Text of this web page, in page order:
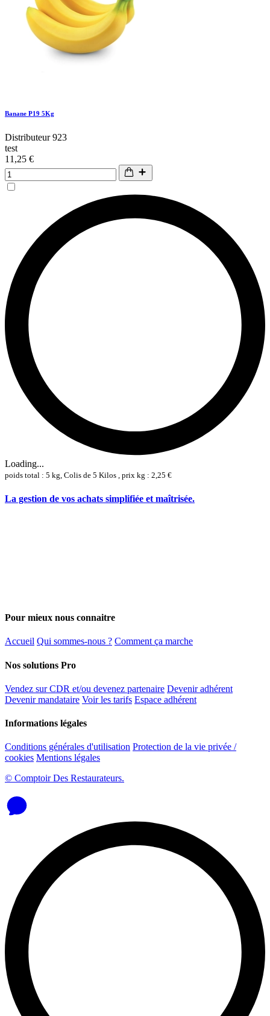
Banane P19 5Kg
Distributeur 923
test
11,25 €
Loading...
poids total : 5 kg, Colis de 5 Kilos , prix kg : 2,25 €
La gestion de vos achats simplifiée et maîtrisée.
Pour mieux nous connaitre
Accueil Qui sommes-nous ? Comment ça marche
Nos solutions Pro
Vendez sur CDR et/ou devenez partenaire Devenir adhérent
Devenir mandataire Voir les tarifs Espace adhérent
Informations légales
Conditions générales d'utilisation Protection de la vie privée /
cookies Mentions légales
© Comptoir Des Restaurateurs.